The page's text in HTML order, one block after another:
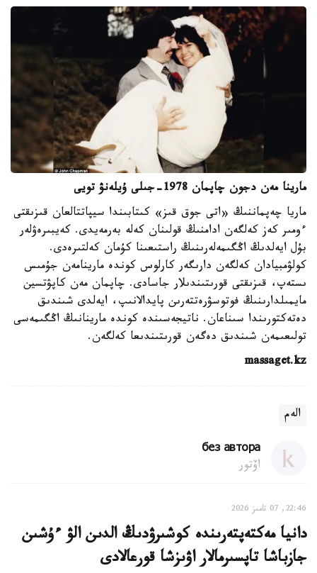
مارينا مەن دجون چاپمان 1978-جىلى ۇيلەنۋ تويى
ماريا چەپماننىڭ «اتى جوق قىز» كىتابىندا سيپاتتالعان قىزىقتى
ءومىر كەز كەلگەن ادامنىڭ قولىنان كەلە بەرمەيدى. كەيبىرەۋلەر
بۇل ايەلدىڭ اڭگىمەلەرىنىڭ راستىعىنا كۇمان كەلتىرەدى.
كولۋمبيادان كەلگەن دارىگەر كارلوس كوندە مارينامەن جۇمىس
ىستەپ، قىزىقتى قورىتىندىلار جاسادى. چاپمان مەن كاپۋتسين
مايمىلدارىنىڭ فوتوسۋرەتتەرىن پايدالانىپ، ايەلدى شىندىق
دەتەكتورىندا سىناعان. ناتيجەسىندە كوندە مارينانىڭ اڭگىمەسى
تولىعىمەن شىندىق دەگەن قورىتىندىعا كەلگەن.
massaget.kz
الەم
без автора
اۆتور
22:46, 07 تامىز 2026
دانيا مەكتەپتەرىندە كوشىرۋدىڭ الدىن الۋ ءۇشىن
جازباشا تاپسىرمالار اۋىزشا قورعالادى